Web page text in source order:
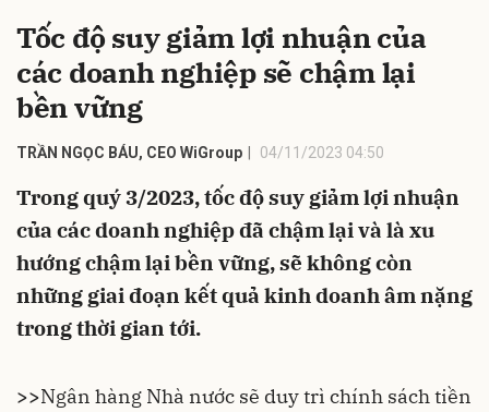
Tốc độ suy giảm lợi nhuận của
các doanh nghiệp sẽ chậm lại
bền vững
TRẦN NGỌC BÁU, CEO WiGroup 04/11/2023 04:50
Trong quý 3/2023, tốc độ suy giảm lợi nhuận
của các doanh nghiệp đã chậm lại và là xu
hướng chậm lại bền vững, sẽ không còn
những giai đoạn kết quả kinh doanh âm nặng
trong thời gian tới.
>>Ngân hàng Nhà nước sẽ duy trì chính sách tiền